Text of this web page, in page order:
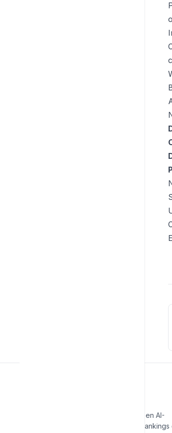
Automatiseer je SEO en AI-
zichtbaarheid. Volg rankings